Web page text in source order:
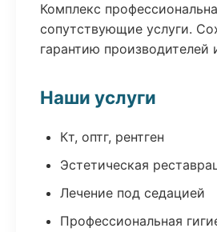
Комплекс
сопутствующие услуги.
гарантию производителей
Наши услуги
Кт, оптг, рентген
Эстетическая
Лечение под седацией
Профессиональная